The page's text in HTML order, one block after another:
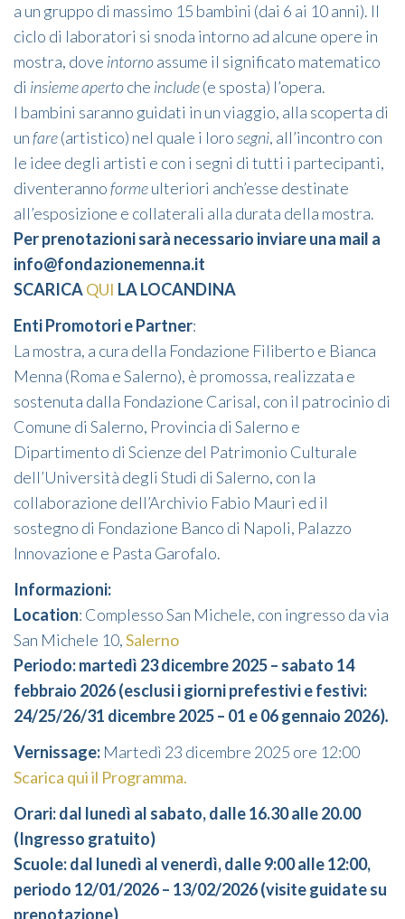
a un gruppo di massimo 15 bambini (dai 6 ai 10 anni). Il
ciclo di laboratori si snoda intorno ad alcune opere in
mostra, dove intornoassume il significato matematico
di insieme apertoche include(e sposta) l’opera.
I bambini saranno guidati in un viaggio, alla scoperta di
unfare(artistico) nel quale i lorosegni, all’incontro con
le idee degli artisti e con i segni di tutti i partecipanti,
diventerannoformeulteriori anch’esse destinate
all’esposizione e collaterali alla durata della mostra.
Per prenotazioni sarà necessario inviare una mail a
info@fondazionemenna.it
SCARICAQUI LA LOCANDINA
Enti Promotori e Partner:
La mostra, a cura della Fondazione Filiberto e Bianca
Menna (Roma e Salerno), è promossa, realizzata e
sostenuta dalla Fondazione Carisal, con il patrocinio di
Comune di Salerno, Provincia di Salerno e
Dipartimento di Scienze del Patrimonio Culturale
dell’Università degli Studi di Salerno, con la
collaborazione dell’Archivio Fabio Mauri ed il
sostegno di Fondazione Banco di Napoli, Palazzo
Innovazione e Pasta Garofalo.
Informazioni:
Location: Complesso San Michele, con ingresso da via
San Michele 10,Salerno
Periodo: martedì 23 dicembre 2025 – sabato 14
febbraio 2026 (esclusi i giorni prefestivi e festivi:
24/25/26/31 dicembre 2025 – 01 e 06 gennaio 2026).
Vernissage: Martedì 23 dicembre 2025 ore 12:00
Scarica qui il Programma.
Orari: dal lunedì al sabato, dalle 16.30 alle 20.00
(Ingresso gratuito)
Scuole: dal lunedì al venerdì, dalle 9:00 alle 12:00,
periodo 12/01/2026 – 13/02/2026 (visite guidate su
prenotazione)